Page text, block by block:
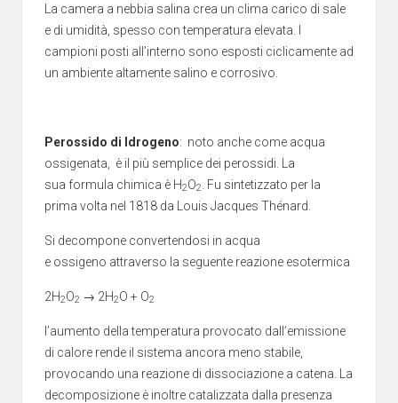
La camera a nebbia salina crea un clima carico di sale
e di umidità, spesso con temperatura elevata. I
campioni posti all’interno sono esposti ciclicamente ad
un ambiente altamente salino e corrosivo.
Perossido di Idrogeno: noto anche come acqua
ossigenata, è il più semplice dei perossidi . La
sua formula chimica è H2O2
. Fu sintetizzato per la
prima volta nel 1818 da Louis Jacques Thénard
Si decompone convertendosi in acqua
e ossigeno attraverso la seguente reazione esotermica
2H2O2 → 2H2O + O2
l’aumento della temperatura provocato dall’emissione
di calore rende il sistema ancora meno stabile,
provocando una reazione di dissociazione a catena . La
decomposizione è inoltre catalizzata dalla presenza